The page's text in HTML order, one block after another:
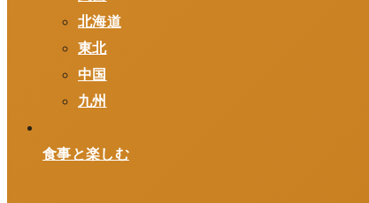
北海道
東北
中国
九州
食事と楽しむ